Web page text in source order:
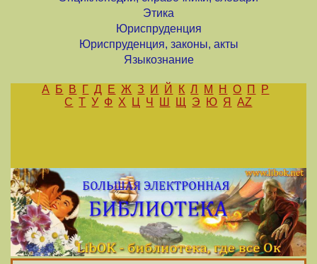
Этика
Юриспруденция
Юриспруденция, законы, акты
Языкознание
А Б В Г Д Е Ж З И Й К Л М Н О П
Р
С Т У Ф Х Ц Ч Ш Щ Э Ю Я AZ